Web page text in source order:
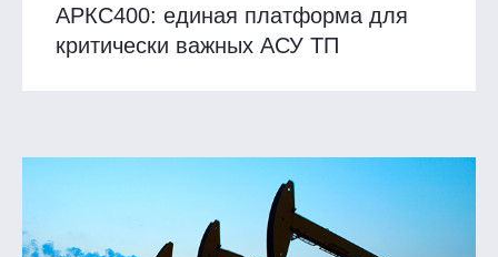
АРКС400: единая платформа для
критически важных АСУ ТП